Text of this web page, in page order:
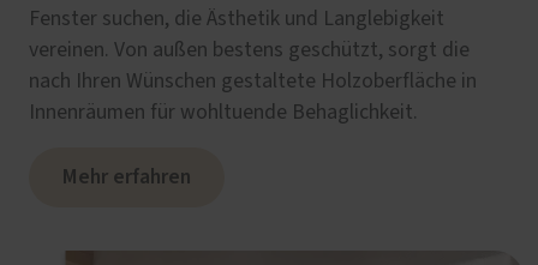
Fenster suchen, die Ästhetik und Langlebigkeit
vereinen. Von außen bestens geschützt, sorgt die
nach Ihren Wünschen gestaltete Holzoberfläche in
Innenräumen für wohltuende Behaglichkeit.
Mehr erfahren